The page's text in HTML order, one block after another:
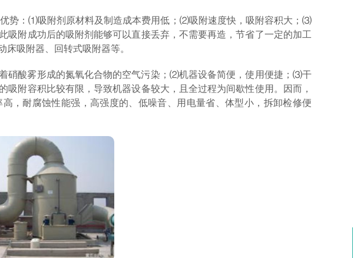
势：⑴吸附剂原材料及制造成本费用低；⑵吸附速度快，吸附容积大；⑶
吸附成功后的吸附剂能够可以直接丢弃，不需要再造，节省了一定的加工
吸附器、回转式吸附器等。
硝酸雾形成的氮氧化合物的空气污染；⑵机器设备简便，使用便捷；⑶干
附容积比较有限，导致机器设备较大，且全过程为间歇性使用。因而，
，耐腐蚀性能强，高强度的、低噪音、用电量省、体型小，拆卸检修便